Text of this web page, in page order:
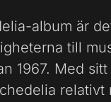
album är
till
1967. Med
relativt